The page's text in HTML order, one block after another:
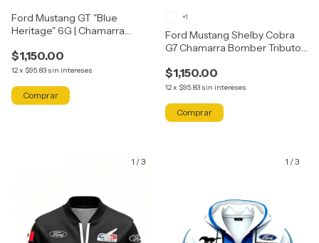
Ford Mustang GT "Blue
Heritage" 6G | Chamarra
$1,150.00
12x $95.83 sin intereses
Comprar
Ford Mustang Shelby Cobra
G7 Chamarra Bomber Tributo
$1,150.00
12x $95.83 sin intereses
+1
Comprar
1 /3 1 /3